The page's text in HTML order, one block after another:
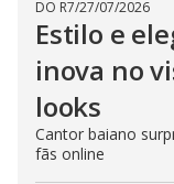
DO R7/27/07/2026
Estilo e
inova no
looks
Cantor baiano
fãs online